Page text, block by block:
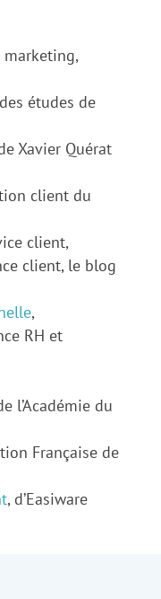
marketing,
études de
Xavier Quérat
client du
client,
client, le blog
,
RH et
l’Académie du
Française de
, d’Easiware